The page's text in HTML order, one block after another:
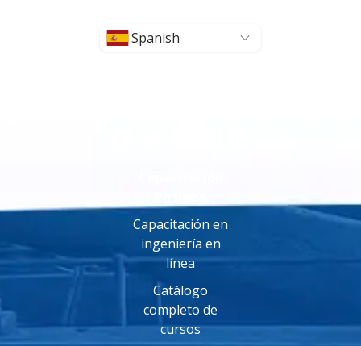
Spanish
Capacitación en
ingeniería en
línea
Catálogo
completo de
cursos